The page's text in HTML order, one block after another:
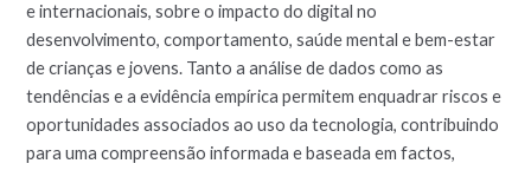
e internacionais, sobre o impacto do digital no
desenvolvimento, comportamento, saúde mental e bem-estar
de crianças e jovens. Tanto a análise de dados como as
tendências e a evidência empírica permitem enquadrar riscos e
oportunidades associados ao uso da tecnologia, contribuindo
para uma compreensão informada e baseada em factos,